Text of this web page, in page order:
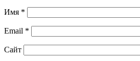
Имя *
Email *
Сайт